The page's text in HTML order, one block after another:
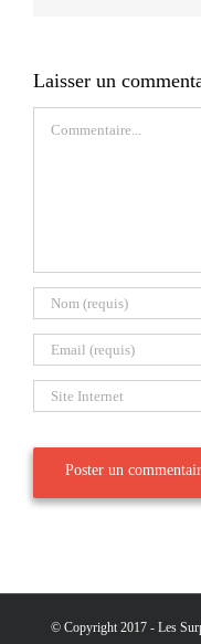
Laisser un
Commentaire
© Copyright 2017 - Les